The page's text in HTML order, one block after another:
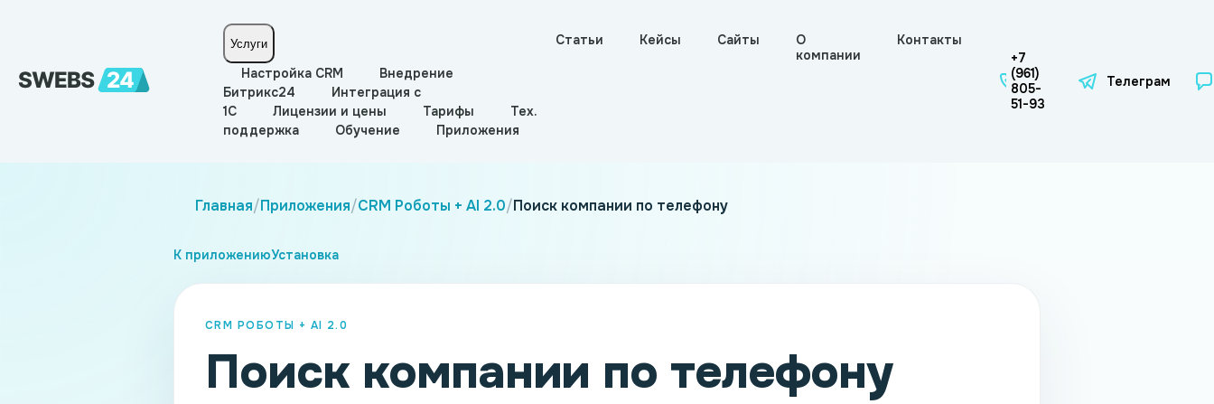
Услуги
Настройка CRM
Внедрение
Битрикс24
Интеграция с
1С
Лицензии и цены Тарифы
Тех.
поддержка
Обучение Приложения
Статьи Кейсы Сайты
О
компании
Контакты
+7
(961)
805-
51-93
Телеграм
Главная/Приложения/CRM Роботы + AI 2.0/Поиск компании по телефону
К приложениюУстановка
CRM РОБОТЫ + AI 2.0
Поиск компании по телефону